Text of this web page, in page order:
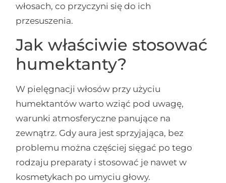
włosach, co przyczyni się do ich
przesuszenia.
Jak właściwie stosować
humektanty?
W pielęgnacji włosów przy użyciu
humektantów warto wziąć pod uwagę,
warunki atmosferyczne panujące na
zewnątrz. Gdy aura jest sprzyjająca, bez
problemu można częściej sięgać po tego
rodzaju preparaty i stosować je nawet w
kosmetykach po umyciu głowy.